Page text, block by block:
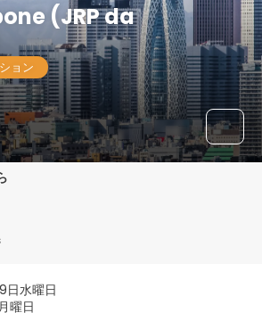
(JRP da
ョン
日水曜日
曜日